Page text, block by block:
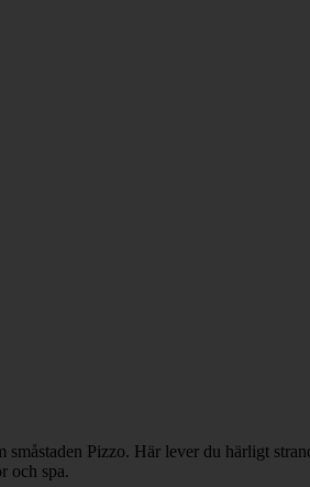
Pizzo. Här lever du härligt
och spa.